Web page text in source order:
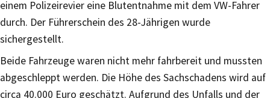
einem Polizeirevier eine Blutentnahme mit dem VW-Fahrer
durch. Der Führerschein des 28-Jährigen wurde
sichergestellt.
Beide Fahrzeuge waren nicht mehr fahrbereit und mussten
abgeschleppt werden. Die Höhe des Sachschadens wird auf
circa 40.000 Euro geschätzt. Aufgrund des Unfalls und der